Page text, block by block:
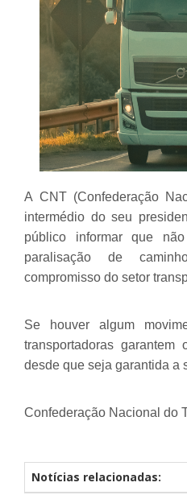
A CNT (Confederação
intermédio do seu
público informar que
paralisação de
compromisso do setor
Se houver algum
transportadoras
desde que seja garantida a
Confederação Nacional do
Notícias relacionadas: